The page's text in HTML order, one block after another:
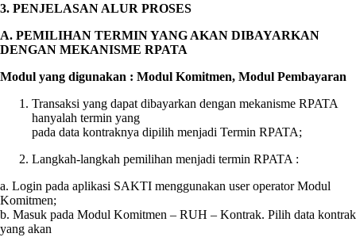
3. PENJELASAN ALUR PROSES
A. PEMILIHAN TERMIN YANG AKAN DIBAYARKAN
DENGAN MEKANISME RPATA
Modul yang digunakan : Modul Komitmen, Modul Pembayaran
Transaksi yang dapat dibayarkan dengan mekanisme RPATA
hanyalah termin yang
pada data kontraknya dipilih menjadi Termin RPATA;
Langkah-langkah pemilihan menjadi termin RPATA :
a. Login pada aplikasi SAKTI menggunakan user operator Modul
Komitmen;
b. Masuk pada Modul Komitmen – RUH – Kontrak. Pilih data kontrak
yang akan